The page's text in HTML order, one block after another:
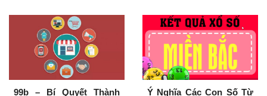
99b – Bí Quyết Thành
Ý Nghĩa Các Con Số Từ